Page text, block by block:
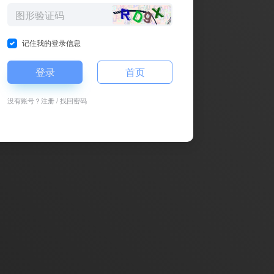
记住我的登录信息
登录 首页
没有账号？注册/找回密码